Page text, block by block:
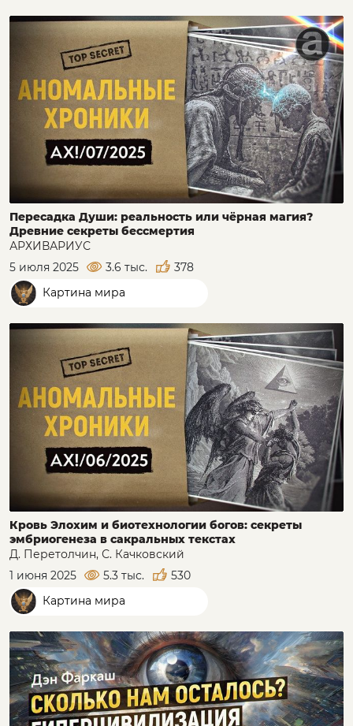
Пересадка Души: реальность или чёрная магия?
Древние секреты бессмертия
АРХИВАРИУС
5 июля 2025
3.6 тыс.
378
Картина мира
Кровь Элохим и биотехнологии богов: секреты
эмбриогенеза в сакральных текстах
Д. Перетолчин, С. Качковский
1 июня 2025
5.3 тыс.
530
Картина мира